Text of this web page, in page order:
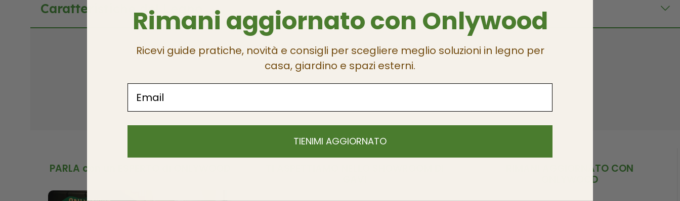
Caratteristiche del Legno
PARLA con un ESPERTO di ONLYWOOD
RIMANI AGGIORNATO CON
ONLYWOOD
Rimani aggiornato con Onlywood
Ricevi guide pratiche, novità e consigli per scegliere meglio soluzioni in legno per
casa, giardino e spazi esterni.
Email
TIENIMI AGGIORNATO